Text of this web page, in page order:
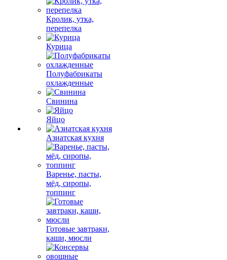
Кролик, утка,
перепелка
Курица
Полуфабрикаты
охлажденные
Свинина
Яйцо
Азиатская кухня
Варенье, пасты,
мёд, сиропы,
топпинг
Готовые завтраки,
каши, мюсли